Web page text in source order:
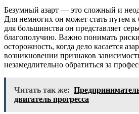
Безумный азарт — это сложный и
Для немногих он может стать путем к
для большинства он представляет
благополучию. Важно понимать
осторожность, когда дело касается
возникновении признаков
незамедлительно обратиться за
Читать так же:
двигатель прогресса